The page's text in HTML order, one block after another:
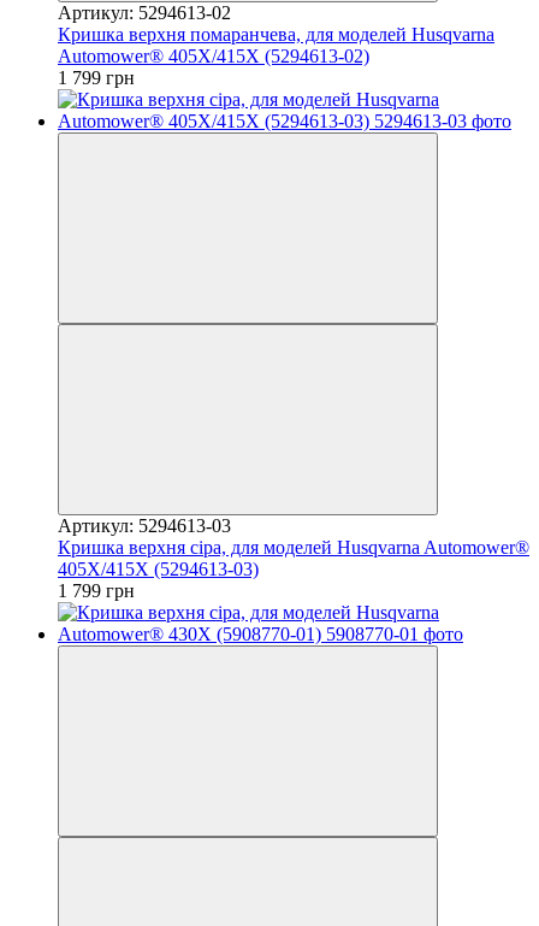
Артикул: 5294613-02
Кришка верхня помаранчева, для моделей Husqvarna
Automower® 405Х/415Х (5294613-02)
1 799 грн
Артикул: 5294613-03
Кришка верхня сіра, для моделей Husqvarna Automower®
405Х/415Х (5294613-03)
1 799 грн